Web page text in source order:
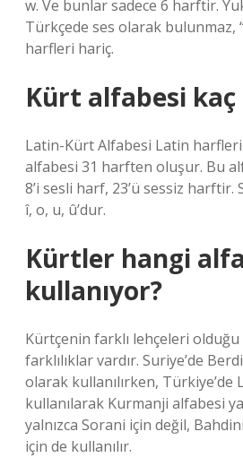
w. Ve bunlar sadece 6 harftir.
Türkçede ses olarak bulunmaz,
harfleri hariç.
Kürt alfabesi
Latin-Kürt Alfabesi Latin
alfabesi 31 harften oluşur. Bu
8’i sesli harf, 23’ü sessiz harftir.
î, o, u, û’dur.
Kürtler hangi
kullanıyor?
Kürtçenin farklı lehçeleri olduğu
farklılıklar vardır. Suriye’de
olarak kullanılırken, Türkiye’de
kullanılarak Kurmanji alfabesi
yalnızca Sorani için değil,
için de kullanılır.